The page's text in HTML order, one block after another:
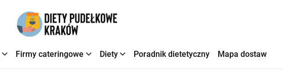
Firmy cateringowe Diety Poradnik dietetyczny Mapa dostaw